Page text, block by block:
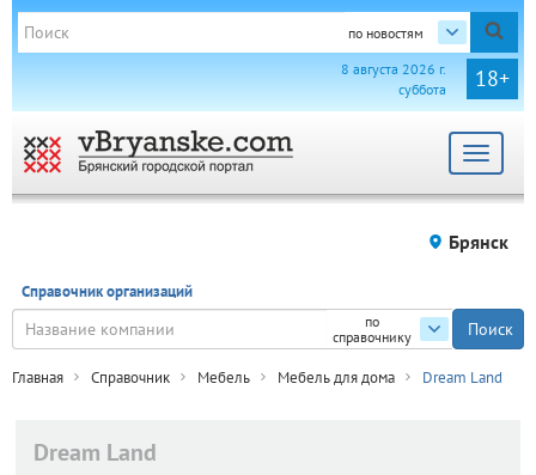
по новостям
18+
8 августа 2026 г.
суббота
Toggle
Брянск
Справочник организаций
по
справочнику
Главная Справочник Мебель Мебель для дома Dream Land
Dream Land